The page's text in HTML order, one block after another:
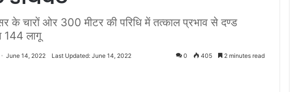
के चारों ओर 300 मीटर की परिधि में तत्काल प्रभाव से दण्ड
144 लागू
June 14, 2022 Last Updated: June 14, 2022 0 405 2 minutes read